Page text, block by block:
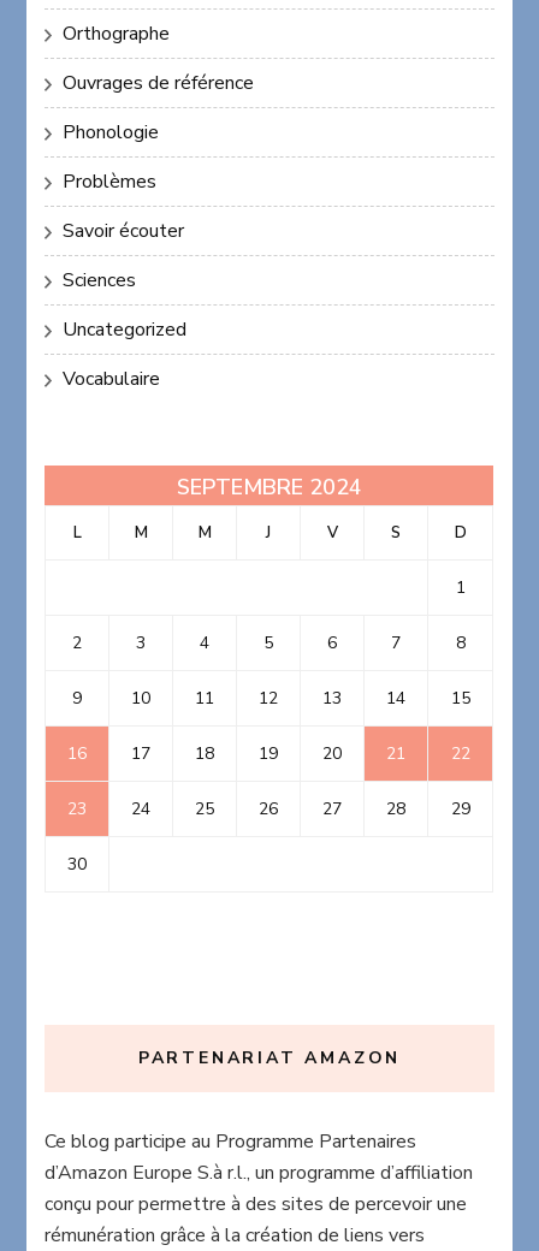
Orthographe
Ouvrages de référence
Phonologie
Problèmes
Savoir écouter
Sciences
Uncategorized
Vocabulaire
SEPTEMBRE 2024
L M M J V S D
1
2 3 4 5 6 7 8
9 10 11 12 13 14 15
16 17 18 19 20 21 22
23 24 25 26 27 28 29
30
PARTENARIAT AMAZON
Ce blog participe au Programme Partenaires
d’Amazon Europe S.à r.l., un programme d’affiliation
conçu pour permettre à des sites de percevoir une
rémunération grâce à la création de liens vers